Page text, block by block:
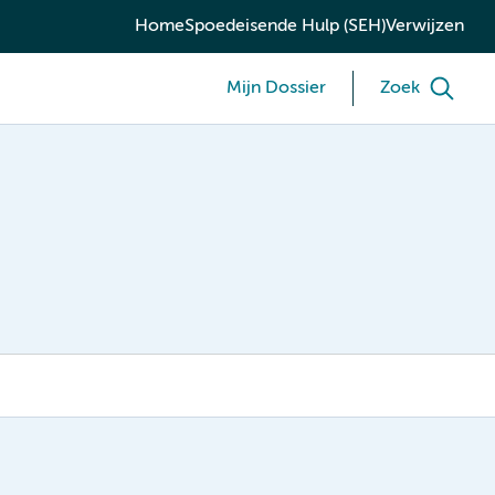
HomeSpoedeisende Hulp (SEH)Verwijzen
Mijn Dossier Zoek